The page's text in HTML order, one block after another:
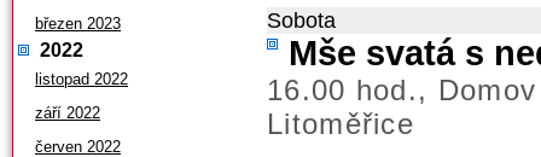
březen 2023
2022
listopad 2022
září 2022
červen 2022
Sobota
Mše svatá s
16.00 hod.,
Litoměřice